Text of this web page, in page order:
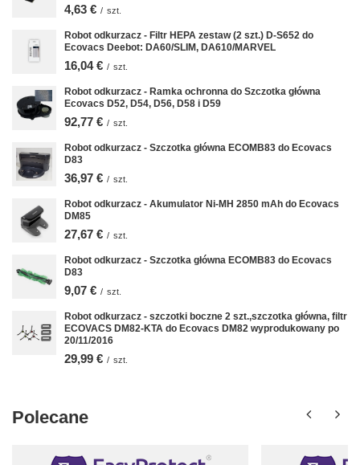
4,63 € / szt.
Robot odkurzacz - Filtr HEPA zestaw (2 szt.) D-S652 do
Ecovacs Deebot: DA60/SLIM, DA610/MARVEL
16,04 € / szt.
Robot odkurzacz - Ramka ochronna do Szczotka główna
Ecovacs D52, D54, D56, D58 i D59
92,77 € / szt.
Robot odkurzacz - Szczotka główna ECOMB83 do Ecovacs
D83
36,97 € / szt.
Robot odkurzacz - Akumulator Ni-MH 2850 mAh do Ecovacs
DM85
27,67 € / szt.
Robot odkurzacz - Szczotka główna ECOMB83 do Ecovacs
D83
9,07 € / szt.
Robot odkurzacz - szczotki boczne 2 szt.,szczotka główna, filtr
ECOVACS DM82-KTA do Ecovacs DM82 wyprodukowany po
20/11/2016
29,99 € / szt.
Polecane